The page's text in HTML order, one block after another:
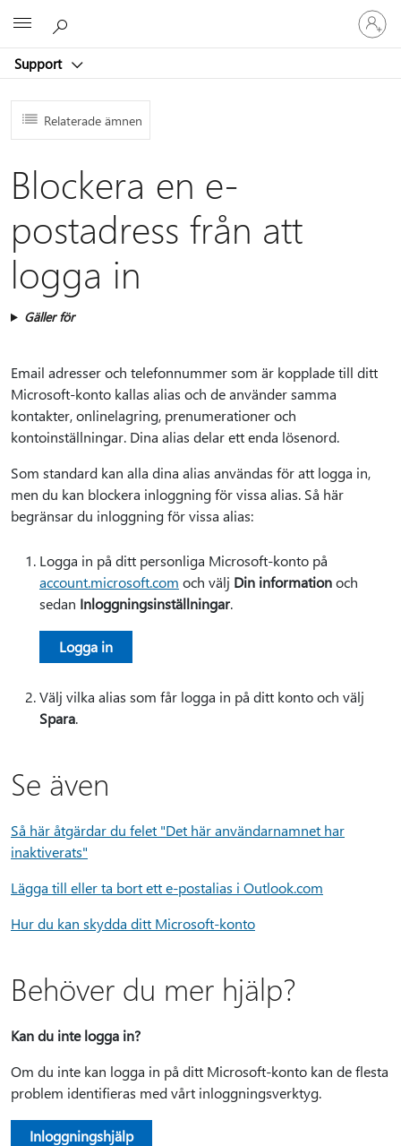
Support
Logga
in
på
konto
Relaterade ämnen
Blockera en e-
postadress från att
logga in
Gäller för
Email adresser och telefonnummer som är kopplade till ditt
Microsoft-konto kallas alias och de använder samma
kontakter, onlinelagring, prenumerationer och
kontoinställningar. Dina alias delar ett enda lösenord.
Som standard kan alla dina alias användas för att logga in,
men du kan blockera inloggning för vissa alias. Så här
begränsar du inloggning för vissa alias:
Logga in på ditt personliga Microsoft-konto på
account.microsoft.com och välj Din informationoch
sedan Inloggningsinställningar.
Logga in
Välj vilka alias som får logga in på ditt konto och välj
Spara.
Se även
Så här åtgärdar du felet "Det här användarnamnet har
inaktiverats"
Lägga till eller ta bort ett e-postalias i Outlook.com
Hur du kan skydda ditt Microsoft-konto
Behöver du mer hjälp?
Kan du inte logga in?
Om du inte kan logga in på ditt Microsoft-konto kan de flesta
problem identifieras med vårt inloggningsverktyg.
Inloggningshjälp